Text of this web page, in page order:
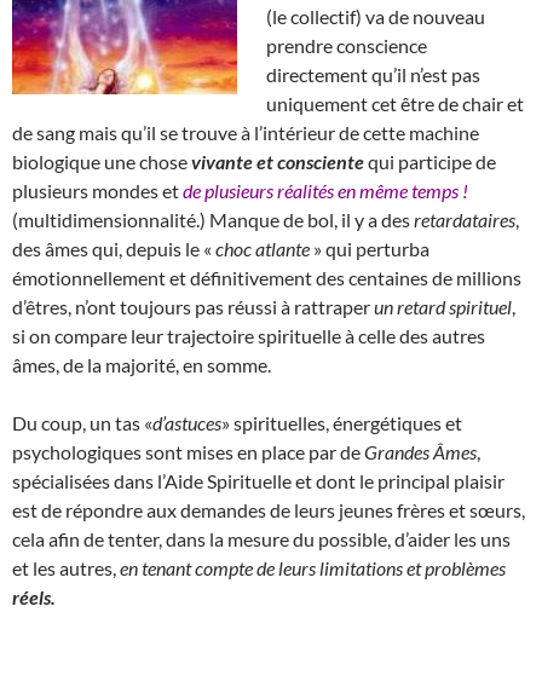
(le collectif) va de nouveau
prendre conscience
directement qu’il n’est pas
uniquement cet être de chair et
de sang mais qu’il se trouve à l’intérieur de cette machine
biologique une chosevivante et conscientequi participe de
plusieurs mondes etde plusieurs réalités en même temps !
(multidimensionnalité.) Manque de bol, il y a desretardataires
des âmes qui, depuis le « choc atlante » qui perturba
émotionnellement et définitivement des centaines de millions
d’êtres, n’ont toujours pas réussi à rattraperun retard spirituel
si on compare leur trajectoire spirituelle à celle des autres
âmes, de la majorité, en somme.
Du coup, un tas «d’astuces» spirituelles, énergétiques et
psychologiques sont mises en place par deGrandes Âmes
spécialisées dans l’Aide Spirituelle et dont le principal plaisir
est de répondre aux demandes de leurs jeunes frères et sœurs,
cela afin de tenter, dans la mesure du possible, d’aider les uns
et les autres, en tenant compte de leurs limitations et problèmes
réels.